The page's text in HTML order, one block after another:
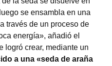
se ensambla en una
través de un proceso de
energía», añadió el
logró crear, mediante un
a una «seda de araña